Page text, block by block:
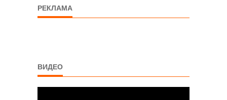
РЕКЛАМА
ВИДЕО